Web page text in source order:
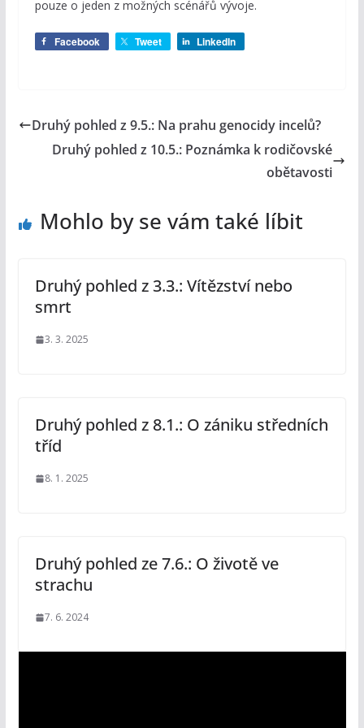
pouze o jeden z možných scénářů vývoje.
Facebook Tweet LinkedIn
Druhý pohled z 9.5.: Na prahu genocidy incelů?
Druhý pohled z 10.5.: Poznámka k rodičovské
obětavosti
Mohlo by se vám také líbit
Druhý pohled z 3.3.: Vítězství nebo
smrt
3. 3. 2025
Druhý pohled z 8.1.: O zániku středních
tříd
8. 1. 2025
Druhý pohled ze 7.6.: O životě ve
strachu
7. 6. 2024